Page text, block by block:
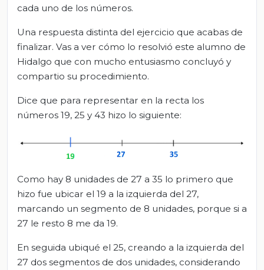
cada uno de los números.
Una respuesta distinta del ejercicio que acabas de
finalizar. Vas a ver cómo lo resolvió este alumno de
Hidalgo que con mucho entusiasmo concluyó y
compartio su procedimiento.
Dice que para representar en la recta los
números 19, 25 y 43 hizo lo siguiente:
Como hay 8 unidades de 27 a 35 lo primero que
hizo fue ubicar el 19 a la izquierda del 27,
marcando un segmento de 8 unidades, porque si a
27 le resto 8 me da 19.
En seguida ubiqué el 25, creando a la izquierda del
27 dos segmentos de dos unidades, considerando